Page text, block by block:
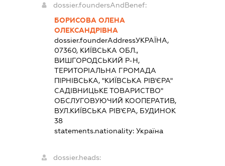
dossier.foundersAndBenef:
БОРИСОВА ОЛЕНА
ОЛЕКСАНДРІВНА
dossier.founderAddressУКРАЇНА,
07360, КИЇВСЬКА ОБЛ.,
ВИШГОРОДСЬКИЙ Р-Н,
ТЕРИТОРІАЛЬНА ГРОМАДА
ПІРНІВСЬКА, "КИЇВСЬКА РІВ'ЄРА"
САДІВНИЦЬКЕ ТОВАРИСТВО"
ОБСЛУГОВУЮЧИЙ КООПЕРАТИВ,
ВУЛ.КИЇВСЬКА РІВ'ЄРА, БУДИНОК
38
statements.nationality:Україна
dossier.heads: